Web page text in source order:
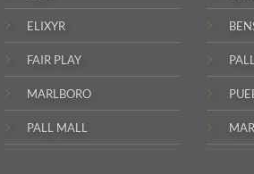
ELIXYR
FAIR PLAY
MARLBORO
PALL MALL